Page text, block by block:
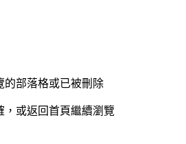
的部落格或已被刪除
，或返回首頁繼續瀏覽